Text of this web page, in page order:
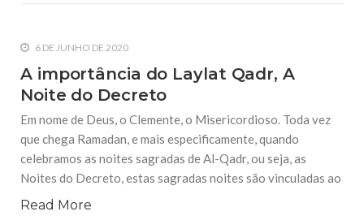
6 DE JUNHO DE 2020
A importância do Laylat Qadr, A
Noite do Decreto
Em nome de Deus, o Clemente, o Misericordioso. Toda vez
que chega Ramadan, e mais especificamente, quando
celebramos as noites sagradas de Al-Qadr, ou seja, as
Noites do Decreto, estas sagradas noites são vinculadas ao
Read More